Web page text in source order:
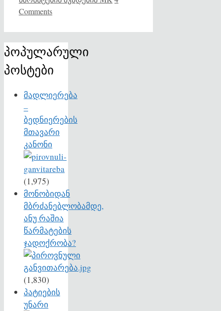
Comments
პოპულარული
პოსტები
მადლიერება
–
ბედნიერების
მთავარი
კანონი
(1,975)
მონობიდან
მბრძანებლობამდე,
ანუ რაშია
წარმატების
ჯადოქრობა?
(1,830)
პატიების
უნარი